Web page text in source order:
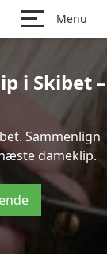
Menu
i Skibet –
Sammenlign
dameklip.